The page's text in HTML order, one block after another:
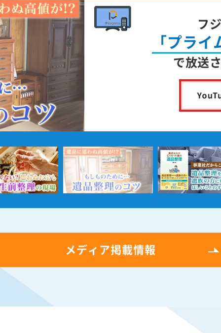
フ
「プラ
で放送
メディア掲載情報